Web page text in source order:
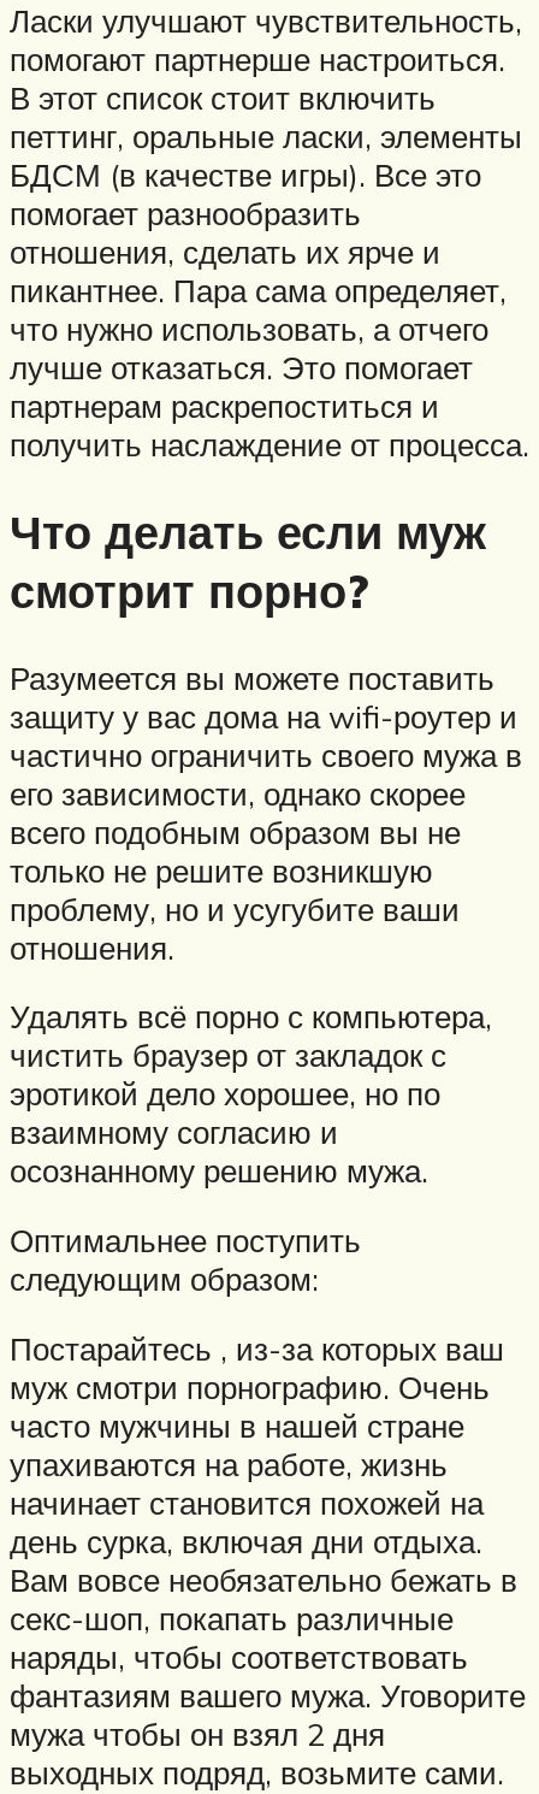
Ласки улучшают чувствительность,
помогают партнерше настроиться.
В этот список стоит включить
петтинг, оральные ласки, элементы
БДСМ (в качестве игры). Все это
помогает разнообразить
отношения, сделать их ярче и
пикантнее. Пара сама определяет,
что нужно использовать, а отчего
лучше отказаться. Это помогает
партнерам раскрепоститься и
получить наслаждение от процесса.
Что делать если муж
смотрит порно?
Разумеется вы можете поставить
защиту у вас дома на wifi-роутер и
частично ограничить своего мужа в
его зависимости, однако скорее
всего подобным образом вы не
только не решите возникшую
проблему, но и усугубите ваши
отношения.
Удалять всё порно с компьютера,
чистить браузер от закладок с
эротикой дело хорошее, но по
взаимному согласию и
осознанному решению мужа.
Оптимальнее поступить
следующим образом:
Постарайтесь , из-за которых ваш
муж смотри порнографию. Очень
часто мужчины в нашей стране
упахиваются на работе, жизнь
начинает становится похожей на
день сурка, включая дни отдыха.
Вам вовсе необязательно бежать в
секс-шоп, покапать различные
наряды, чтобы соответствовать
фантазиям вашего мужа. Уговорите
мужа чтобы он взял 2 дня
выходных подряд, возьмите сами.